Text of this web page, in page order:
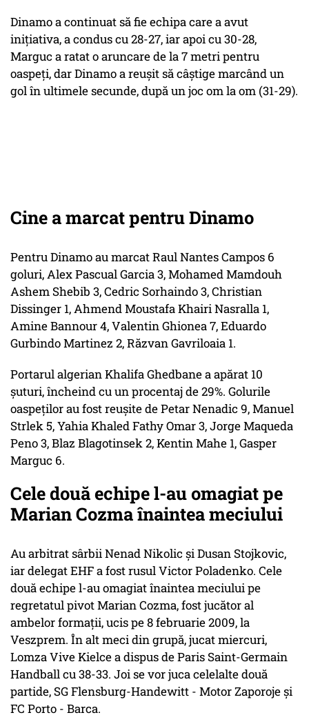
Dinamo a continuat să fie echipa care a avut
iniţiativa, a condus cu 28-27, iar apoi cu 30-28,
Marguc a ratat o aruncare de la 7 metri pentru
oaspeţi, dar Dinamo a reuşit să câştige marcând un
gol în ultimele secunde, după un joc om la om (31-29).
Cine a marcat pentru Dinamo
Pentru Dinamo au marcat Raul Nantes Campos 6
goluri, Alex Pascual Garcia 3, Mohamed Mamdouh
Ashem Shebib 3, Cedric Sorhaindo 3, Christian
Dissinger 1, Ahmend Moustafa Khairi Nasralla 1,
Amine Bannour 4, Valentin Ghionea 7, Eduardo
Gurbindo Martinez 2, Răzvan Gavriloaia 1.
Portarul algerian Khalifa Ghedbane a apărat 10
şuturi, încheind cu un procentaj de 29%. Golurile
oaspeţilor au fost reuşite de Petar Nenadic 9, Manuel
Strlek 5, Yahia Khaled Fathy Omar 3, Jorge Maqueda
Peno 3, Blaz Blagotinsek 2, Kentin Mahe 1, Gasper
Marguc 6.
Cele două echipe l-au omagiat pe
Marian Cozma înaintea meciului
Au arbitrat sârbii Nenad Nikolic şi Dusan Stojkovic,
iar delegat EHF a fost rusul Victor Poladenko. Cele
două echipe l-au omagiat înaintea meciului pe
regretatul pivot Marian Cozma, fost jucător al
ambelor formaţii, ucis pe 8 februarie 2009, la
Veszprem. În alt meci din grupă, jucat miercuri,
Lomza Vive Kielce a dispus de Paris Saint-Germain
Handball cu 38-33. Joi se vor juca celelalte două
partide, SG Flensburg-Handewitt - Motor Zaporoje şi
FC Porto - Barca.